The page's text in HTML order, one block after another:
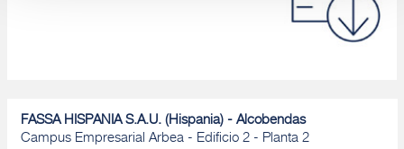
FASSA HISPANIA S.A.U. (Hispania) - Alcobendas
Campus Empresarial Arbea - Edificio 2 - Planta 2